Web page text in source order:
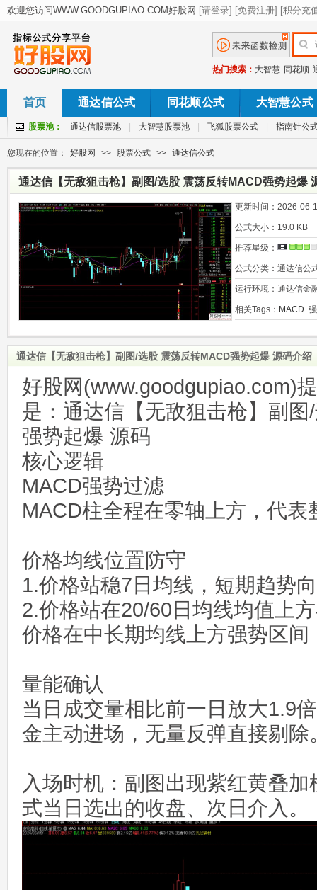
热门搜索： 大智慧 同花顺
首页 通达信公式 同花顺公式 大智慧公式
股票池： 通达信股票池 大智慧股票池 飞狐股票公式 指南针公
您现在的位置： 好股网 >> 股票公式 >> 通达信公式
通达信【无敌狙击枪】副图/选股 震荡反转MACD强势起爆
更新时间： 2026-06-
公式大小： 19.0 KB
推荐星级：
公式分类： 通达信公
运行环境： 通达信金
相关Tags： MACD
通达信【无敌狙击枪】副图/选股 震荡反转MACD强势起爆 源码介绍
好股网(www.goodgupiao.com)
是：通达信【无敌狙击枪】副
强势起爆 源码
核心逻辑
MACD强势过滤
MACD柱全程在零轴上方，代表
价格均线位置防守
1.价格站稳7日均线，短期趋势
2.价格站在20/60日均线均值上
价格在中长期均线上方强势区
量能确认
当日成交量相比前一日放大1.9
金主动进场，无量反弹直接剔除
入场时机：副图出现紫红黄叠
式当日选出的收盘、次日介入。